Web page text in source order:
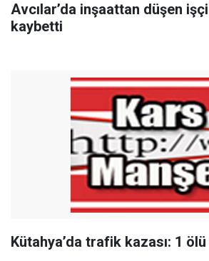
Avcılar’da inşaattan düşen işçi
kaybetti
Kütahya’da trafik kazası: 1 ölü